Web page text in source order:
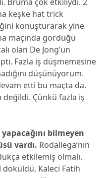
keşke hat trick
konuşturarak yine
maçında gördüğü
olan De Jong’un
Fazla iş düşmemesine
düşünüyorum.
etti bu maçta da.
Çünkü fazla iş
bilmeyen
vardı. Rodallega’nın
etkilemiş olmalı.
Kaleci Fatih